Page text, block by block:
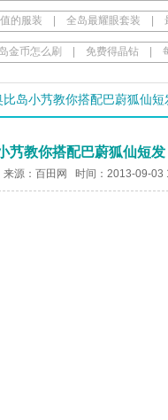
的服装 全岛最耀眼套装
金币怎么刷 免费得晶钻
比岛小艿教你搭配巴蔚狐仙短
艿教你搭配巴蔚狐仙短发
来源：百田网 时间：2013-09-